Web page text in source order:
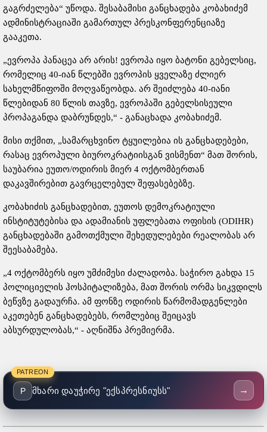
გაგრძელება“ უწოდა. შესაბამისი განცხადება კობახიძემ
ადმინისტრაციაში გამართულ პრესკონფერენციაზე
გააკეთა.
„ევროპა პანაცეა არ არის! ევროპა იყო ბატონი გებელსიც,
რომელიც 40-იან წლებში ევროპის ყველაზე ძლიერ
სახელმწიფოში მოღვაწეობდა. არ შეიძლება 40-იანი
წლებიდან 80 წლის თავზე, ევროპაში გებელსისეული
პროპაგანდა დაბრუნდეს,“ - განაცხადა კობახიძემ.
მისი თქმით, „სამარცხვინო ტყუილებია ის განცხადებები,
რასაც ევროპული ბიუროკრატიისგან ვისმენთ“ მათ შორის,
საუბარია ეუთო/ოდირის მიერ 4 ოქტომბერთან
დაკავშირებით გავრცელებულ შეფასებებზე.
კობახიძის განცხადებით, ეუთოს დემოკრატიული
ინსტიტუტებისა და ადამიანის უფლებათა ოფისის (ODIHR)
განცხადებაში გამოთქმული შეხედულებები რეალობას არ
შეესაბამება.
„4 ოქტომბერს იყო უმძიმესი ძალადობა. საჭირო გახდა 15
პოლიციელის ჰოსპიტალიზება, მათ შორის ორმა სიკვდილს
ბეწვზე გადაურჩა. ამ ფონზე ოდირის წარმომადგენლები
აკეთებენ განცხადებებს, რომლებიც შეიცავს
აბსურდულობას,“ - აღნიშნა პრემიერმა.
PATREON
P მხარი დაუჭირე "ექსპრესნიუსს" →